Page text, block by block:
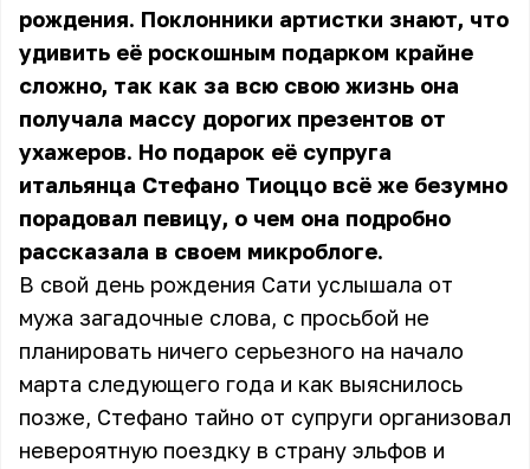
рождения. Поклонники артистки знают, что
удивить её роскошным подарком крайне
сложно, так как за всю свою жизнь она
получала массу дорогих презентов от
ухажеров. Но подарок её супруга
итальянца Стефано Тиоццо всё же безумно
порадовал певицу, о чем она подробно
рассказала в своем микроблоге.
В свой день рождения Сати услышала от
мужа загадочные слова, с просьбой не
планировать ничего серьезного на начало
марта следующего года и как выяснилось
позже, Стефано тайно от супруги организовал
невероятную поездку в страну эльфов и